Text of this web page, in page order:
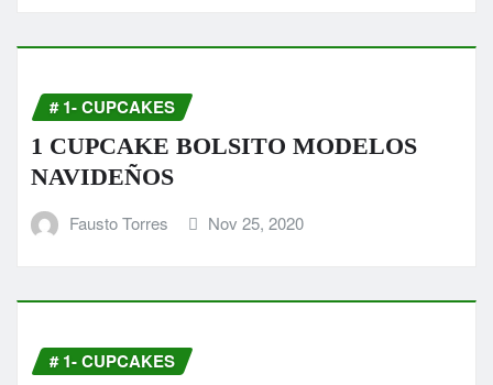
# 1- CUPCAKES
1 CUPCAKE BOLSITO MODELOS
NAVIDEÑOS
Fausto Torres Nov 25, 2020
# 1- CUPCAKES